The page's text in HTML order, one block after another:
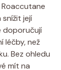
Roaccutane
její
doporučují
léčby, než
Bez ohledu
mít na